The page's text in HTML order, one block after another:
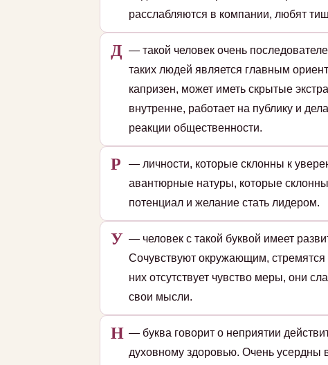
расслабляются в компании, любят
Д — такой человек очень
таких людей является главным
капризен, может иметь скрытые
внутренне, работает на публику и
реакции общественности.
Р
— личности, которые склонны к
авантюрные натуры, которые
потенциал и желание стать лидером.
У — человек с такой буквой имеет
Сочувствуют окружающим, стремятся
них отсутствует чувство меры, они
свои мысли.
Н — буква говорит о неприятии
духовному здоровью. Очень усердны